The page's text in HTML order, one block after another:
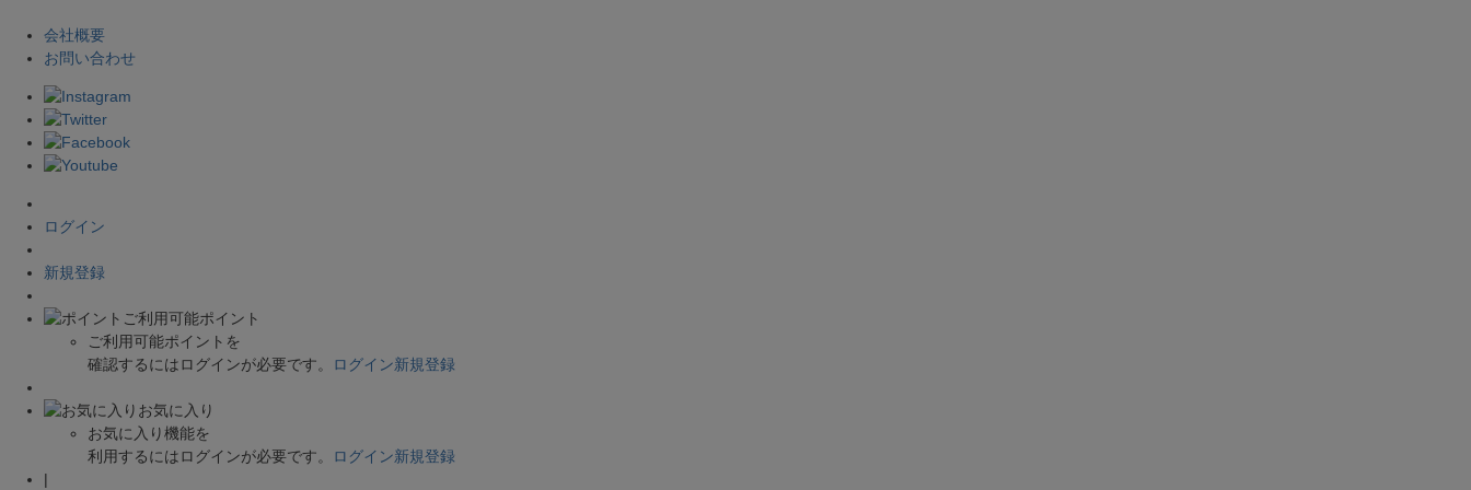
会社概要
お問い合わせ
ログイン
新規登録
ご利用可能ポイント
ご利用可能ポイントを
確認するにはログインが必要です。
ログイン新規登録
お気に入り
お気に入り機能を
利用するにはログインが必要です。
ログイン新規登録
|